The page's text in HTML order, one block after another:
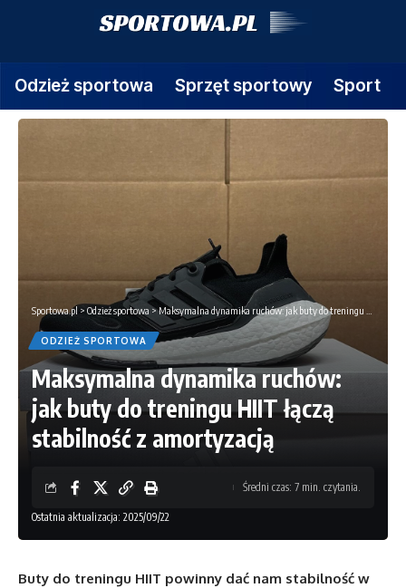
Odzież sportowa Sprzęt sportowy Sport
Sportowa.pl > Odzież sportowa >Maksymalna dynamika ruchów: jak buty do treningu HIIT łączą stabilność z amortyzacją
ODZIEŻ SPORTOWA
Maksymalna dynamika ruchów:
jak buty do treningu HIIT łączą
stabilność z amortyzacją
Ostatnia aktualizacja: 2025/09/22
Średni czas: 7 min. czytania.
Buty do treningu HIIT powinny dać nam stabilność w